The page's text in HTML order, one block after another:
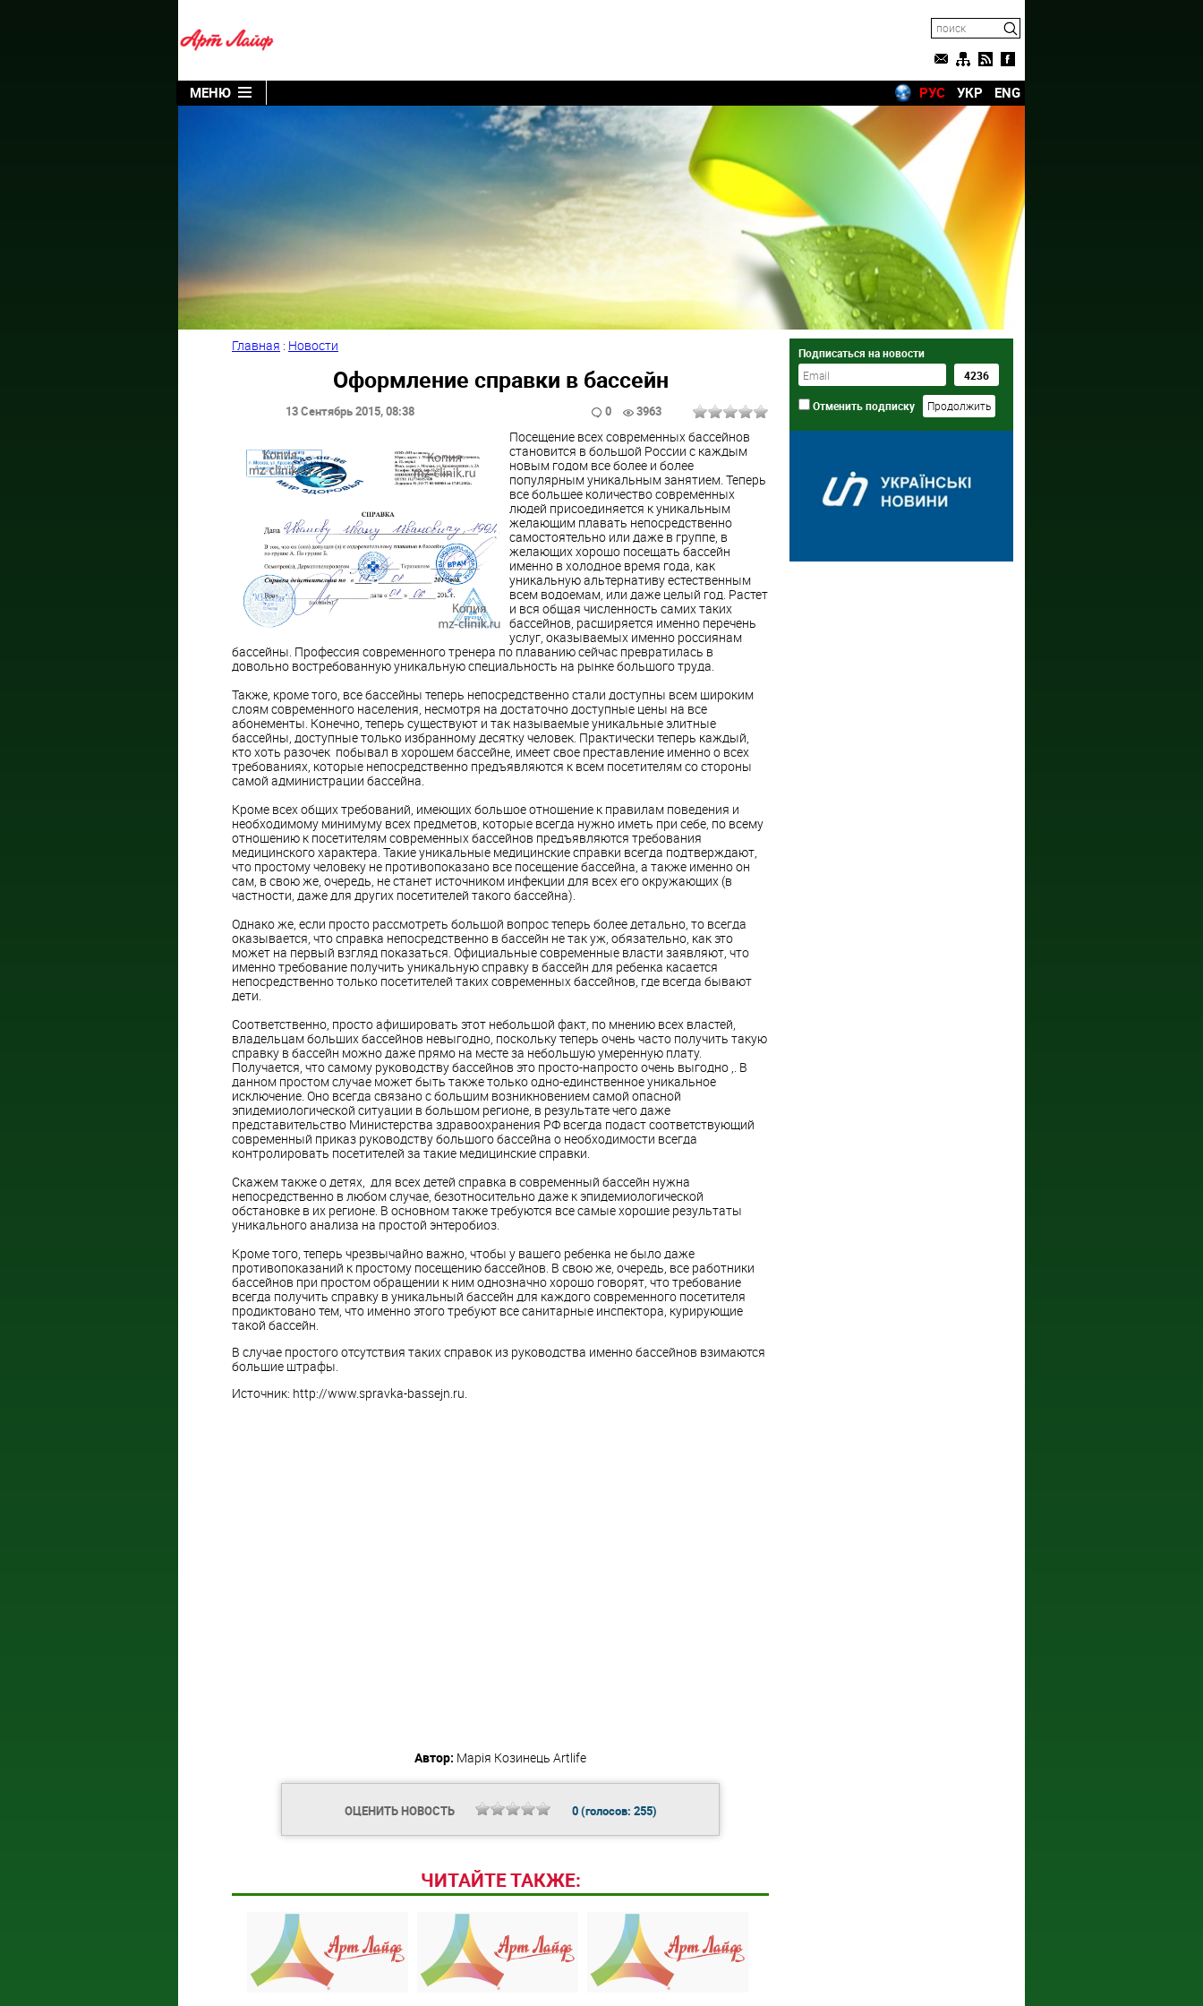
МЕНЮ РУС УКР ENG
Главная : Новости
Оформление справки в бассейн
13 Сентябрь 2015, 08:38 0 3963
Посещение всех современных бассейнов
становится в большой России с каждым
новым годом все более и более
популярным уникальным занятием. Теперь
все большее количество современных
людей присоединяется к уникальным
желающим плавать непосредственно
самостоятельно или даже в группе, в
желающих хорошо посещать бассейн
именно в холодное время года, как
уникальную альтернативу естественным
всем водоемам, или даже целый год. Растет
и вся общая численность самих таких
бассейнов, расширяется именно перечень
услуг, оказываемых именно россиянам
бассейны. Профессия современного тренера по плаванию сейчас превратилась в
довольно востребованную уникальную специальность на рынке большого труда.
Также, кроме того, все бассейны теперь непосредственно стали доступны всем широким
слоям современного населения, несмотря на достаточно доступные цены на все
абонементы. Конечно, теперь существуют и так называемые уникальные элитные
бассейны, доступные только избранному десятку человек. Практически теперь каждый,
кто хоть разочек побывал в хорошем бассейне, имеет свое преставление именно о всех
требованиях, которые непосредственно предъявляются к всем посетителям со стороны
самой администрации бассейна.
Кроме всех общих требований, имеющих большое отношение к правилам поведения и
необходимому минимуму всех предметов, которые всегда нужно иметь при себе, по всему
отношению к посетителям современных бассейнов предъявляются требования
медицинского характера. Такие уникальные медицинские справки всегда подтверждают,
что простому человеку не противопоказано все посещение бассейна, а также именно он
сам, в свою же, очередь, не станет источником инфекции для всех его окружающих (в
частности, даже для других посетителей такого бассейна).
Однако же, если просто рассмотреть большой вопрос теперь более детально, то всегда
оказывается, что справка непосредственно в бассейн не так уж, обязательно, как это
может на первый взгляд показаться. Официальные современные власти заявляют, что
именно требование получить уникальную справку в бассейн для ребенка касается
непосредственно только посетителей таких современных бассейнов, где всегда бывают
дети.
Соответственно, просто афишировать этот небольшой факт, по мнению всех властей,
владельцам больших бассейнов невыгодно, поскольку теперь очень часто получить такую
справку в бассейн можно даже прямо на месте за небольшую умеренную плату.
Получается, что самому руководству бассейнов это просто-напросто очень выгодно ,. В
данном простом случае может быть также только одно-единственное уникальное
исключение. Оно всегда связано с большим возникновением самой опасной
эпидемиологической ситуации в большом регионе, в результате чего даже
представительство Министерства здравоохранения РФ всегда подаст соответствующий
современный приказ руководству большого бассейна о необходимости всегда
контролировать посетителей за такие медицинские справки.
Скажем также о детях, для всех детей справка в современный бассейн нужна
непосредственно в любом случае, безотносительно даже к эпидемиологической
обстановке в их регионе. В основном также требуются все самые хорошие результаты
уникального анализа на простой энтеробиоз.
Кроме того, теперь чрезвычайно важно, чтобы у вашего ребенка не было даже
противопоказаний к простому посещению бассейнов. В свою же, очередь, все работники
бассейнов при простом обращении к ним однозначно хорошо говорят, что требование
всегда получить справку в уникальный бассейн для каждого современного посетителя
продиктовано тем, что именно этого требуют все санитарные инспектора, курирующие
такой бассейн.
В случае простого отсутствия таких справок из руководства именно бассейнов взимаются
большие штрафы.
Источник: http://www.spravka-bassejn.ru.
Автор: Марія Козинець Artlife
ОЦЕНИТЬ НОВОСТЬ 0(голосов: 255)
ЧИТАЙТЕ ТАКЖЕ:
Подписаться на новости
Отменить подписку